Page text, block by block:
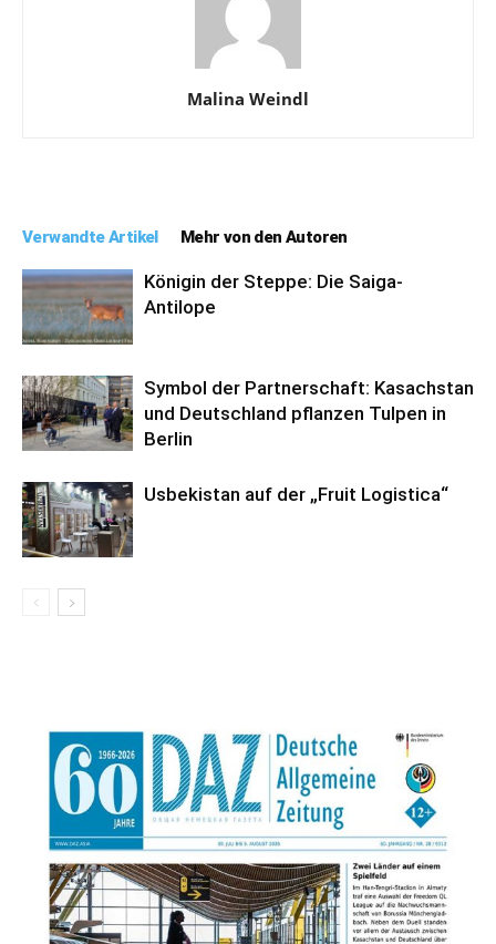
Malina Weindl
Verwandte Artikel Mehr von den Autoren
Königin der Steppe: Die Saiga-
Antilope
Symbol der Partnerschaft: Kasachstan
und Deutschland pflanzen Tulpen in
Berlin
Usbekistan auf der „Fruit Logistica“